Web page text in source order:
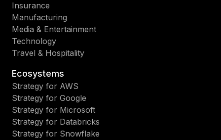
Insurance
Manufacturing
Media & Entertainment
Technology
Travel & Hospitality
Ecosystems
Strategy for AWS
Strategy for Google
Strategy for Microsoft
Strategy for Databricks
Strategy for Snowflake